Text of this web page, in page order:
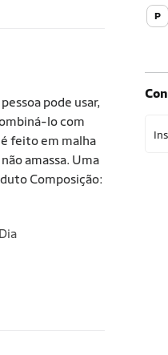
P
pode usar,
lo com
feito em malha
amassa. Uma
Composição: